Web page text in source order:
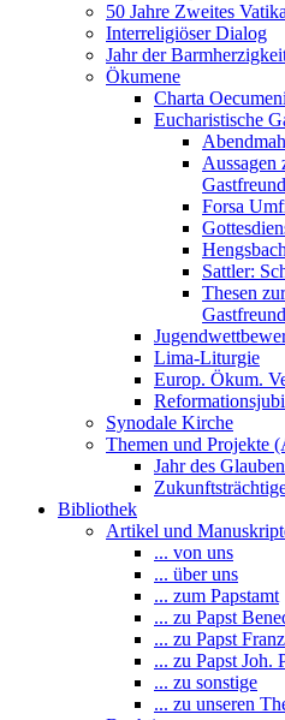
50 Jahre Zweites
Interreligiöser Dialog
Jahr der
Ökumene
Charta
Eucharistische
Aussagen
Forsa
Sattler:
Thesen
Lima-Liturgie
Europ. Ökum.
Synodale Kirche
Themen und Projekte
Jahr des
Bibliothek
Artikel und
... von uns
... über uns
... zum Papstamt
... zu Papst
... zu Papst
... zu Papst Joh.
... zu sonstige
... zu unseren